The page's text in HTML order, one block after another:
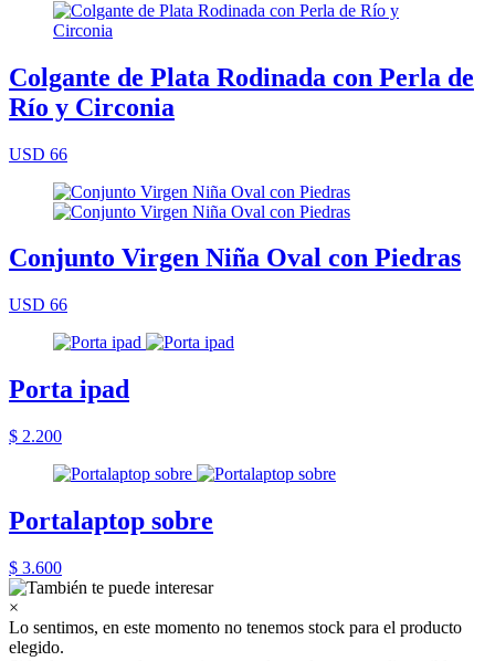
Colgante de Plata Rodinada con Perla de
Río y Circonia
USD 66
Conjunto Virgen Niña Oval con Piedras
USD 66
Porta ipad
$ 2.200
Portalaptop sobre
$ 3.600
×
Lo sentimos, en este momento no tenemos stock para el producto
elegido.